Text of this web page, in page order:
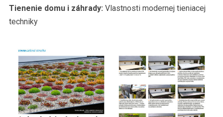
Tienenie domu i záhrady: Vlastnosti modernej tieniacej
techniky